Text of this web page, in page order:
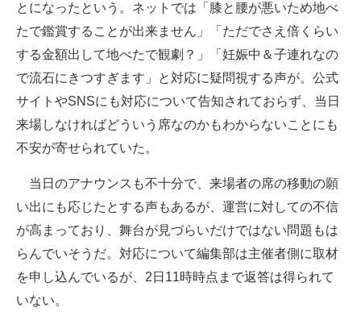
とになったという。ネットでは「膝と腰が悪いため地べ
たで鑑賞することが出来ません」「ただでさえ倍くらい
する金額出して地べたで観劇？」「妊娠中＆子連れなの
で流石にきつすぎます」と対応に疑問視する声が。公式
サイトやSNSにも対応について告知されておらず、当日
来場しなければどういう席なのかもわからないことにも
不安が寄せられていた。
当日のアナウンスも不十分で、来場者の席の移動の願
い出にも応じたとする声もあるが、運営に対しての不信
が高まっており、舞台が見づらいだけではない問題もは
らんでいそうだ。対応について編集部は主催者側に取材
を申し込んでいるが、2日11時時点まで返答は得られて
いない。